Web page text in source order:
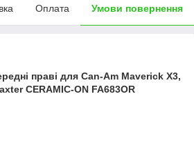
Оплата Умови повернення
праві для Can-Am Maverick X3,
CERAMIC-ON FA683OR